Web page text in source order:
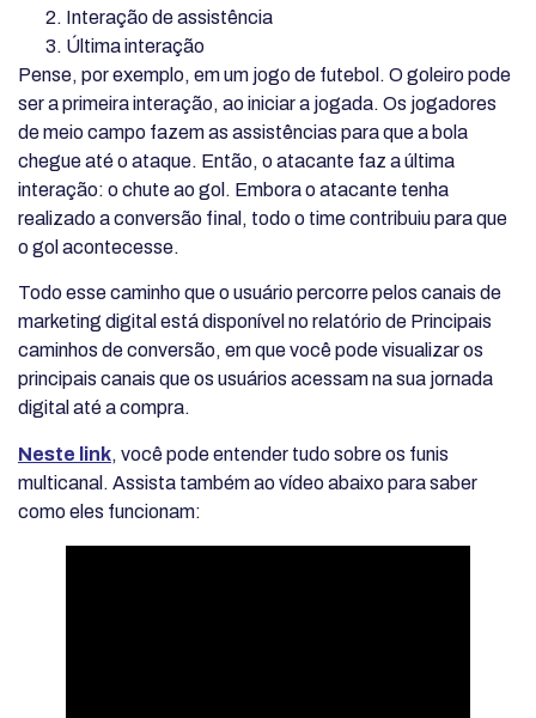
Interação de assistência
Última interação
Pense, por exemplo, em um jogo de futebol. O goleiro pode
ser a primeira interação, ao iniciar a jogada. Os jogadores
de meio campo fazem as assistências para que a bola
chegue até o ataque. Então, o atacante faz a última
interação: o chute ao gol. Embora o atacante tenha
realizado a conversão final, todo o time contribuiu para que
o gol acontecesse.
Todo esse caminho que o usuário percorre pelos canais de
marketing digital está disponível no relatório de Principais
caminhos de conversão, em que você pode visualizar os
principais canais que os usuários acessam na sua jornada
digital até a compra.
Neste link, você pode entender tudo sobre os funis
multicanal. Assista também ao vídeo abaixo para saber
como eles funcionam: